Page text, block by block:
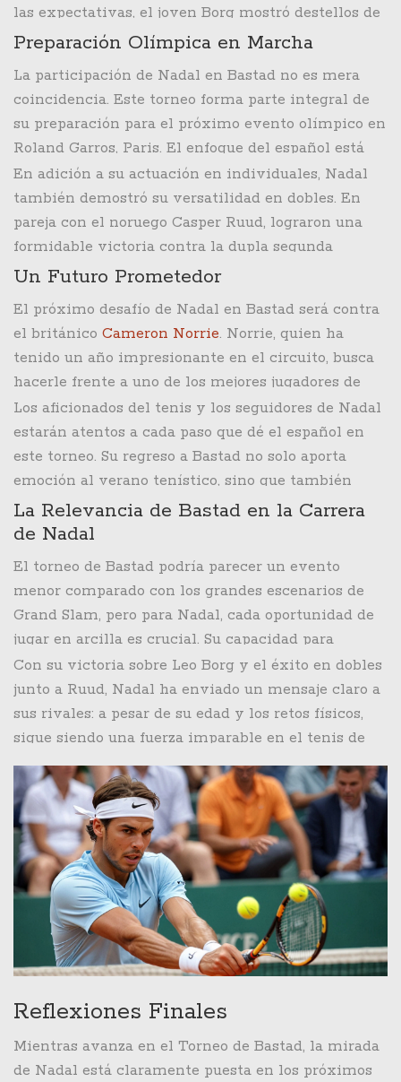
lejos que ha llegado desde entonces.
las expectativas, el joven Borg mostró destellos de
talento y perseverancia, desafiando a Nadal en
experiencia y la destreza del español en arcilla se
hicieron evidentes, llevándolo a asegurar la
victoria en sets corridos.
Preparación Olímpica en Marcha
La participación de Nadal en Bastad no es mera
coincidencia. Este torneo forma parte integral de
su preparación para el próximo evento olímpico en
Roland Garros, Paris. El enfoque del español está
claramente en ponerse en la mejor forma posible
para confrontar a los mejores del mundo en una
plataforma global. Este año, los Juegos Olímpicos
se llevarán a cabo en la famosa cancha de arcilla
de Roland Garros, un escenario donde Nadal ha
Slam.
En adición a su actuación en individuales, Nadal
también demostró su versatilidad en dobles. En
pareja con el noruego Casper Ruud, lograron una
formidable victoria contra la dupla segunda
sembrada compuesta por Andrezi y Reyes-Vla, con
dobles muestra que Nadal también está afinando
sus habilidades en equipo, probablemente con la
mirada puesta en posibles colaboraciones para los
Juegos Olímpicos.
Un Futuro Prometedor
El próximo desafío de Nadal en Bastad será contra
el británico Cameron Norrie. Norrie, quien ha
tenido un año impresionante en el circuito, busca
hacerle frente a uno de los mejores jugadores de
todos los tiempos. Será un partido esperado por
muchos, ya que pondrá a prueba la forma y
resistencia de Nadal mientras se prepara para
aspiraciones mayores.
Los aficionados del tenis y los seguidores de Nadal
estarán atentos a cada paso que dé el español en
este torneo. Su regreso a Bastad no solo aporta
emoción al verano tenístico, sino que también
resalta la longevidad y tenacidad de un jugador
que, a pesar de los años y las batallas en la cancha,
La Relevancia de Bastad en la Carrera
de Nadal
El torneo de Bastad podría parecer un evento
menor comparado con los grandes escenarios de
Grand Slam, pero para Nadal, cada oportunidad de
jugar en arcilla es crucial. Su capacidad para
adaptarse y mantenerse en forma en estos torneos
más pequeños es una parte importante de su
estrategia a largo plazo. Además, las victorias en
estos eventos le ayudan a mantener el ritmo y la
que se avecinan.
Con su victoria sobre Leo Borg y el éxito en dobles
junto a Ruud, Nadal ha enviado un mensaje claro a
sus rivales: a pesar de su edad y los retos físicos,
sigue siendo una fuerza imparable en el tenis de
arcilla. Para los jóvenes como Borg, jugar contra
leyendas como Nadal no solo es una experiencia
de aprendizaje, sino también una prueba de hasta
dónde deben llegar para alcanzar la grandeza.
Reflexiones Finales
Mientras avanza en el Torneo de Bastad, la mirada
de Nadal está claramente puesta en los próximos